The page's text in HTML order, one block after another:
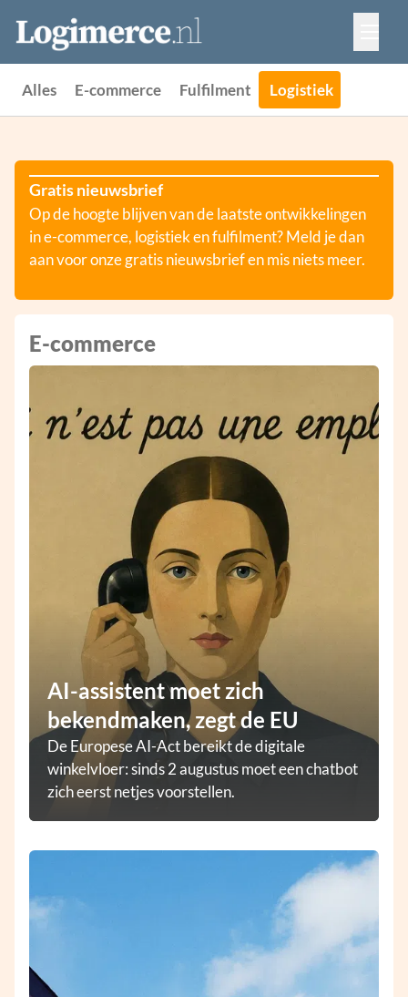
Vacatures
Events
Alles E-commerce Fulfilment Logistiek
Gratis nieuwsbrief
Op de hoogte blijven van de laatste ontwikkelingen
in e-commerce, logistiek en fulfilment? Meld je dan
aan voor onze gratis nieuwsbrief en mis niets meer.
E-commerce
AI-assistent moet zich
bekendmaken, zegt de EU
De Europese AI-Act bereikt de digitale
winkelvloer: sinds 2 augustus moet een chatbot
zich eerst netjes voorstellen.